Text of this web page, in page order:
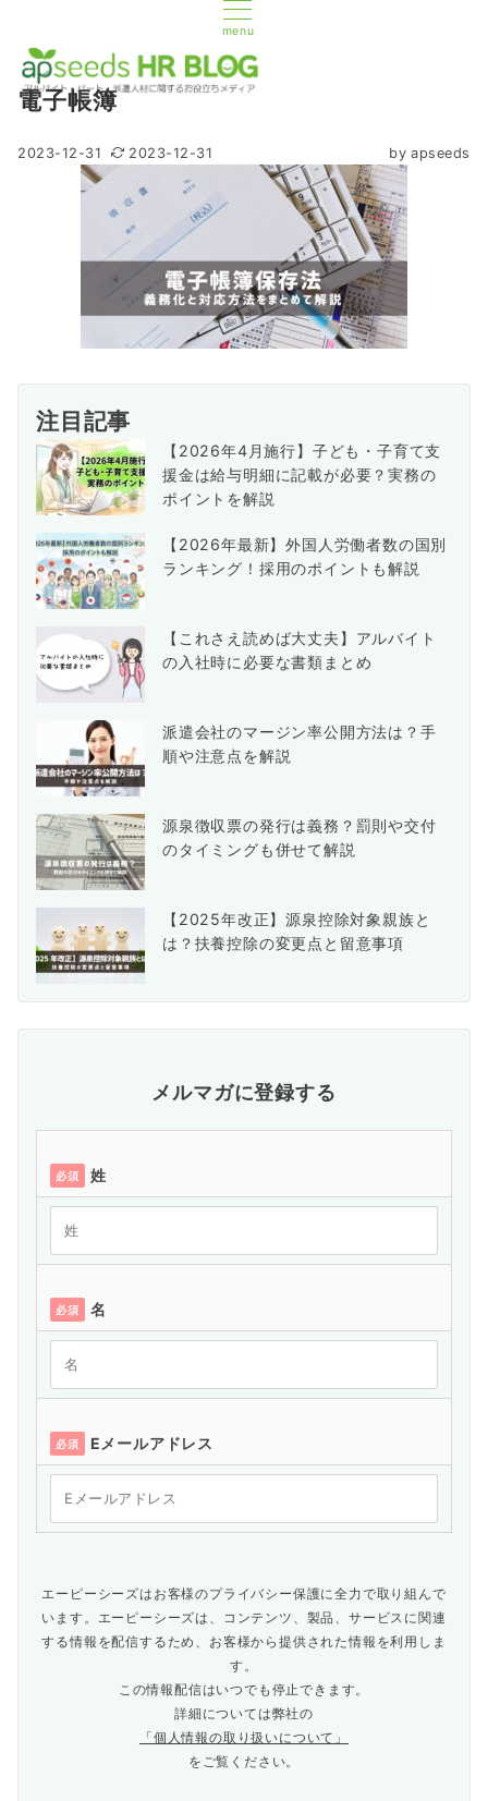
menu
電子帳簿
2023-12-31 2023-12-31 by apseeds
注目記事
【2026年4月施行】子ども・子育て支
援金は給与明細に記載が必要？実務の
ポイントを解説
【2026年最新】外国人労働者数の国別
ランキング！採用のポイントも解説
【これさえ読めば大丈夫】アルバイト
の入社時に必要な書類まとめ
派遣会社のマージン率公開方法は？手
順や注意点を解説
源泉徴収票の発行は義務？罰則や交付
のタイミングも併せて解説
【2025年改正】源泉控除対象親族と
は？扶養控除の変更点と留意事項
メルマガに登録する
必須 姓
必須 名
必須 Eメールアドレス
エーピーシーズはお客様のプライバシー保護に全力で取り組んで
います。エーピーシーズは、コンテンツ、製品、サービスに関連
する情報を配信するため、お客様から提供された情報を利用しま
す。
この情報配信はいつでも停止できます。
詳細については弊社の
「個人情報の取り扱いについて」
をご覧ください。